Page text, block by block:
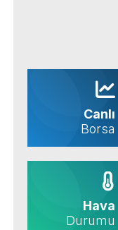
Canlı
Borsa
Hava
Durumu